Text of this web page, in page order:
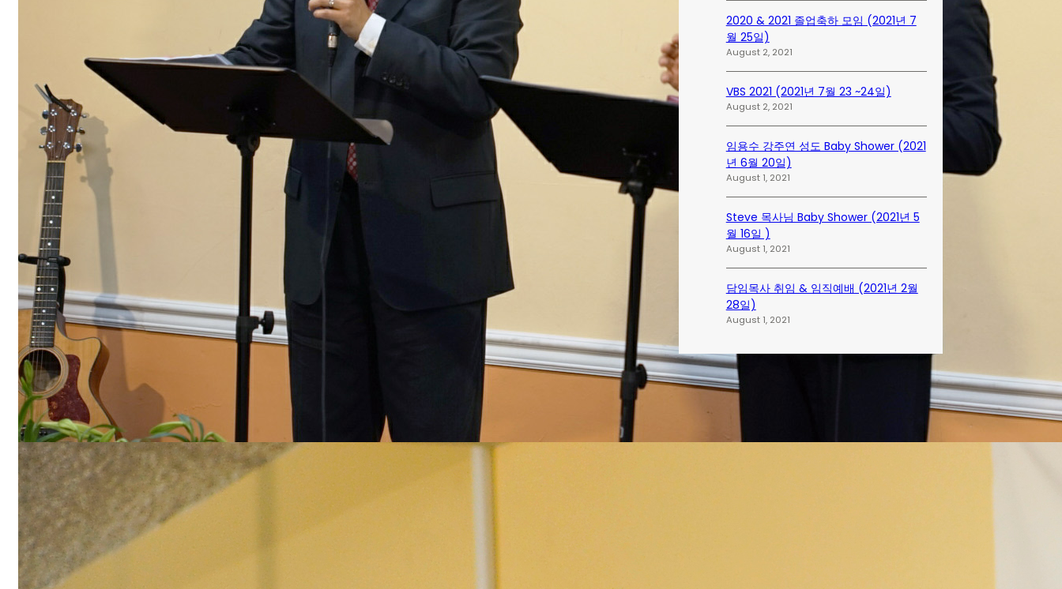
2020 & 2021 졸업축하 모임 (2021년 7
월 25일)
August 2, 2021
VBS 2021 (2021년 7월 23 ~24일)
August 2, 2021
임용수 강주연 성도 Baby Shower (2021
년 6월 20일)
August 1, 2021
Steve 목사님 Baby Shower (2021년 5
월 16일 )
August 1, 2021
담임목사 취임 & 임직예배 (2021년 2월
28일)
August 1, 2021